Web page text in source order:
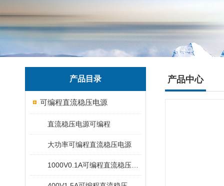
产品目录
可编程直流稳压电源
直流稳压电源可编程
大功率可编程直流稳压电源
产品中心